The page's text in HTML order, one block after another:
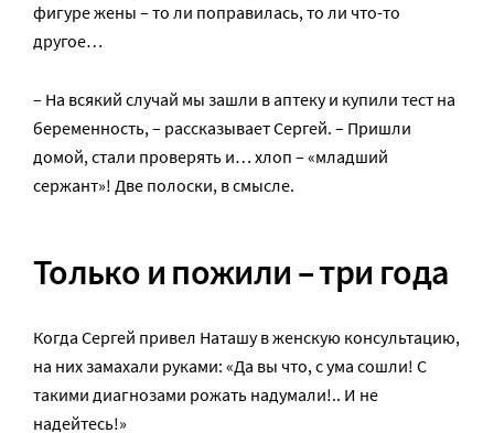
фигуре жены – то ли поправилась, то ли что-то
другое…
– На всякий случай мы зашли в аптеку и купили тест на
беременность, – рассказывает Сергей. – Пришли
домой, стали проверять и… хлоп – «младший
сержант»! Две полоски, в смысле.
Только и пожили – три года
Когда Сергей привел Наташу в женскую консультацию,
на них замахали руками: «Да вы что, с ума сошли! С
такими диагнозами рожать надумали!.. И не
надейтесь!»